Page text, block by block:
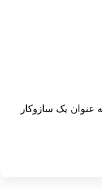
یک سازوکار